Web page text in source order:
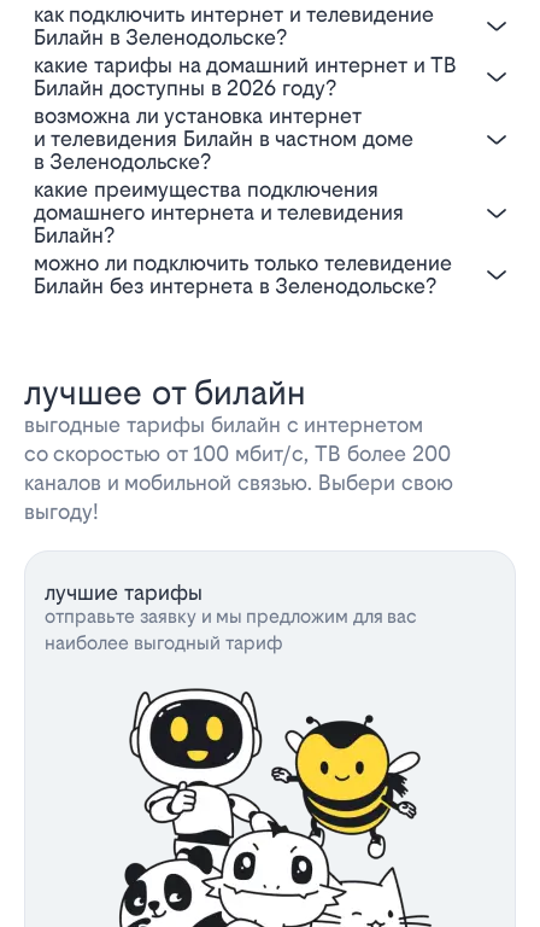
Как подключить интернет и телевидение
Билайн в Зеленодольске?
Какие тарифы на домашний интернет и ТВ
Билайн доступны в 2026 году?
Возможна ли установка интернет
и телевидения Билайн в частном доме
в Зеленодольске?
Какие преимущества подключения
домашнего интернета и телевидения
Билайн?
Можно ли подключить только телевидение
Билайн без интернета в Зеленодольске?
лучшее от билайн
выгодные тарифы билайн с интернетом
со скоростью от 100 мбит/с, ТВ более 200
каналов и мобильной связью. Выбери свою
выгоду!
лучшие тарифы
отправьте заявку и мы предложим для вас
наиболее выгодный тариф